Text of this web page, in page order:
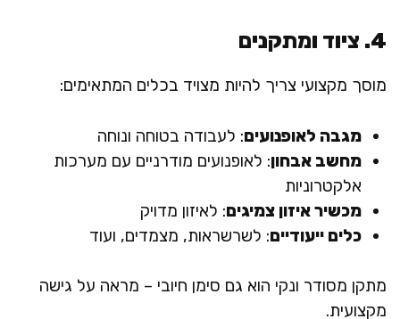
4. ציוד ומתקנים
מוסך מקצועי צריך להיות מצויד בכלים המתאימים:
מגבה לאופנועים: לעבודה בטוחה ונוחה
מחשב אבחון: לאופנועים מודרניים עם מערכות
אלקטרוניות
מכשיר איזון צמיגים: לאיזון מדויק
כלים ייעודיים: לשרשראות, מצמדים, ועוד
מתקן מסודר ונקי הוא גם סימן חיובי – מראה על גישה
מקצועית.